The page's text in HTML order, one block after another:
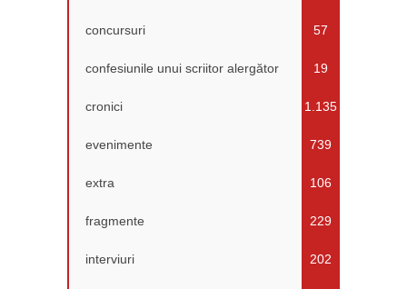
concursuri 57
confesiunile unui scriitor alergător 19
cronici 1.135
evenimente 739
extra 106
fragmente 229
interviuri 202